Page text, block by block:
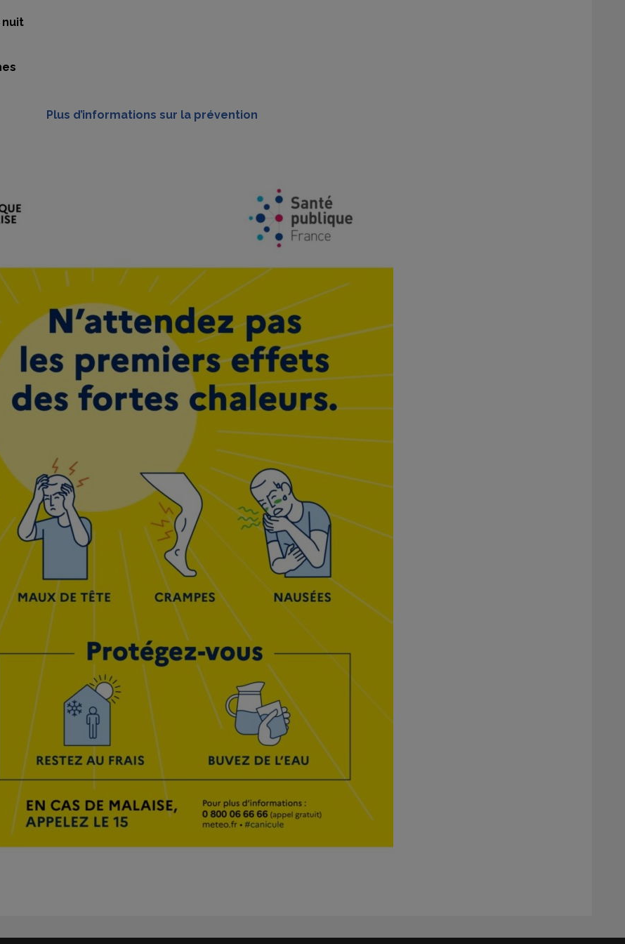
nuit
Plus d’informations sur la prévention